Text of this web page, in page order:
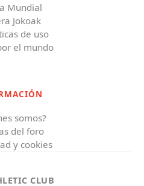
Mundial
Jokoak
de uso
el mundo
somos?
del foro
y cookies
CLUB